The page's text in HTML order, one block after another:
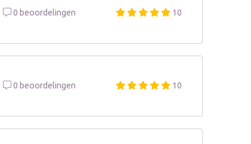
0 beoordelingen 10
0 beoordelingen 10